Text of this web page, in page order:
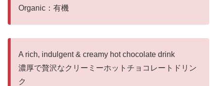
Organic：有機
A rich, indulgent & creamy hot chocolate drink
濃厚で贅沢なクリーミーホットチョコレートドリン
ク